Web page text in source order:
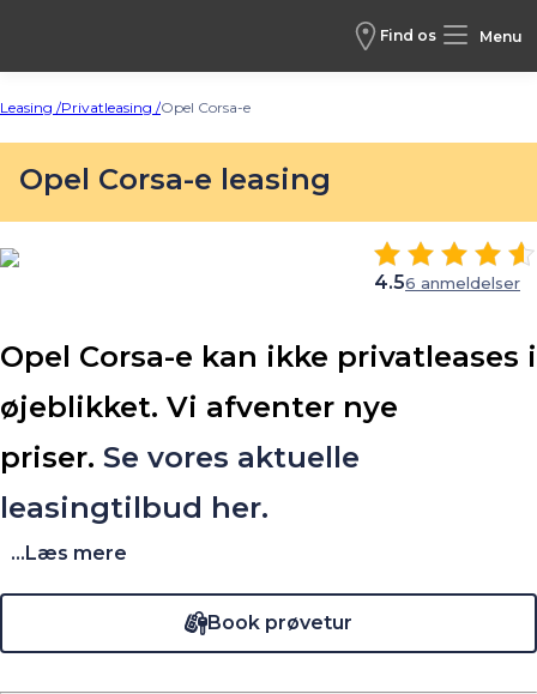
Find os Menu
Leasing /Privatleasing /Opel Corsa-e
Opel Corsa-e leasing
4.56 anmeldelser
Opel Corsa-e kan ikke privatleases i
øjeblikket. Vi afventer nye
priser. Se vores aktuelle
leasingtilbud her.
...Læs mere
Book prøvetur